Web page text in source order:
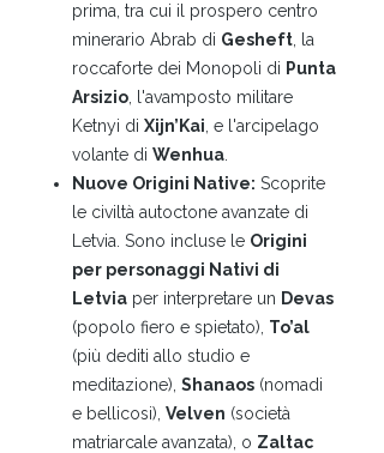
prima, tra cui il prospero centro
minerario Abrab di Gesheft , la
roccaforte dei Monopoli di Punta
Arsizio , l'avamposto militare
Ketnyi di Xijn’Kai , e l'arcipelago
volante di Wenhua
Nuove Origini Native: Scoprite
le civiltà autoctone avanzate di
Letvia. Sono incluse le Origini
per personaggi Nativi di
Letvia per interpretare un Devas
(popolo fiero e spietato), To’al
(più dediti allo studio e
meditazione), Shanaos (nomadi
e bellicosi), Velven (società
matriarcale avanzata), o Zaltac